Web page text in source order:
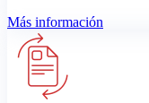
Más información